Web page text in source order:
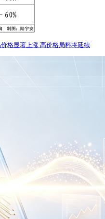
格显著上涨 高价格局料将延续